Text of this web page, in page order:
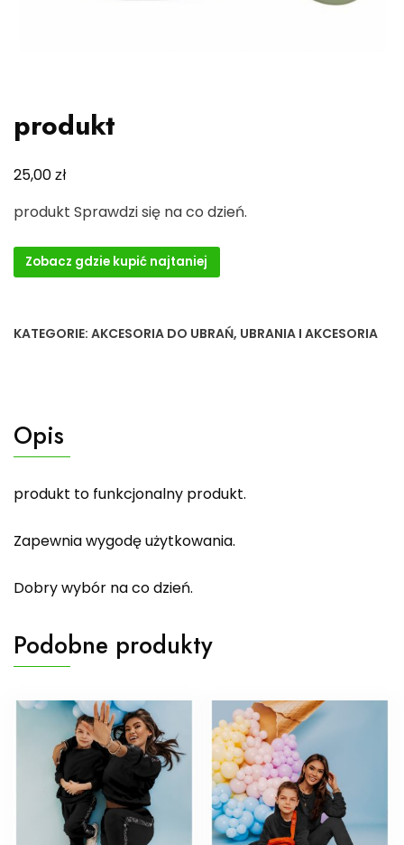
produkt
25,00zł
produkt Sprawdzi się na co dzień.
Zobacz gdzie kupić najtaniej
KATEGORIE: AKCESORIA DO UBRAŃ, UBRANIA I AKCESORIA
Opis
produkt to funkcjonalny produkt.
Zapewnia wygodę użytkowania.
Dobry wybór na co dzień.
Podobne produkty